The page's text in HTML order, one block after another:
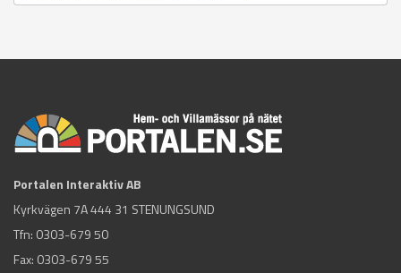
Portalen Interaktiv AB
Kyrkvägen 7A 444 31 STENUNGSUND
Tfn: 0303-679 50
Fax: 0303-679 55